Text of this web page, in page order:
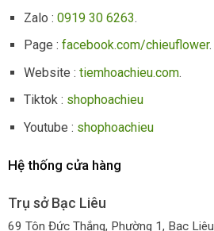
Zalo :0919 30 6263.
Page :facebook.com/chieuflower.
Website :tiemhoachieu.com.
Tiktok : shophoachieu
Youtube : shophoachieu
Hệ thống cửa hàng
Trụ sở Bạc Liêu
69 Tôn Đức Thắng, Phường 1, Bạc Liêu